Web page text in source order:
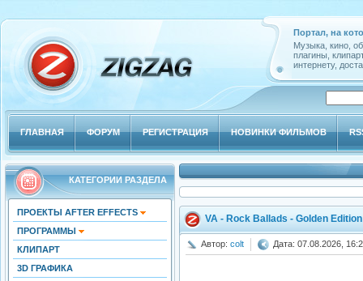
Портал, на
Музыка, кино,
плагины,
интернету,
ГЛАВНАЯ ФОРУМ РЕГИСТРАЦИЯ НОВИНКИ ФИЛЬМОВ
КАТЕГОРИИ РАЗДЕЛА
ПРОЕКТЫ AFTER EFFECTS
ПРОГРАММЫ
КЛИПАРТ
3D ГРАФИКА
VA - Rock Ballads - Golden
Автор: colt Дата: 07.08.2026,